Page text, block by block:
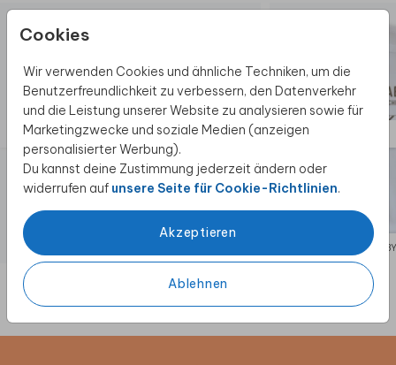
Cookies
Wir verwenden Cookies und ähnliche Techniken, um die
Benutzerfreundlichkeit zu verbessern, den Datenverkehr
und die Leistung unserer Website zu analysieren sowie für
Marketingzwecke und soziale Medien (anzeigen
personalisierter Werbung).
Du kannst deine Zustimmung jederzeit ändern oder
widerrufen auf unsere Seite für Cookie-Richtlinien.
Akzeptieren
Ablehnen